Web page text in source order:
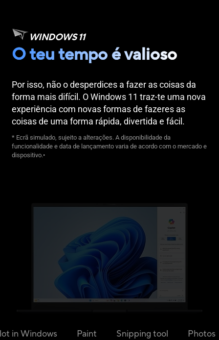
WINDOWS 11
O teu tempo é valioso
Por isso, não o desperdices a fazer as coisas da
forma mais difícil. O Windows 11 traz-te uma nova
experiência com novas formas de fazeres as
coisas de uma forma rápida, divertida e fácil.
* Ecrã simulado, sujeito a alterações. A disponibilidade da
funcionalidade e data de lançamento varia de acordo com o mercado e
dispositivo.•
in Windows Paint Snipping tool Photos